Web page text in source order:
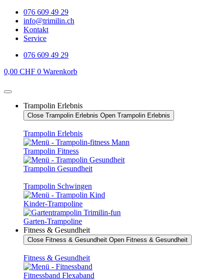
Zum
Inhalt
springen
076 609 49 29
info@trimilin.ch
Kontakt
Service
076 609 49 29
0,00 CHF 0 Warenkorb
Trampolin Erlebnis
Close Trampolin Erlebnis Open Trampolin Erlebnis
Trampolin Erlebnis
Trampolin Fitness
Trampolin Gesundheit
Trampolin Schwingen
Kinder-Trampoline
Garten-Trampoline
Fitness & Gesundheit
Close Fitness & Gesundheit Open Fitness & Gesundheit
Fitness & Gesundheit
Fitnessband Flexaband